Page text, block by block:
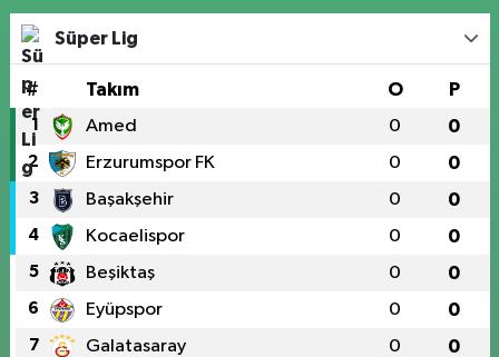
Süper Lig
# Takım O P
1 Amed 0 0
2 Erzurumspor FK 0 0
3 Başakşehir 0 0
4 Kocaelispor 0 0
5 Beşiktaş 0 0
6 Eyüpspor 0 0
7 Galatasaray 0 0